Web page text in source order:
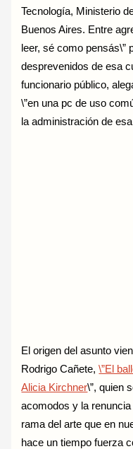
Tecnología, Ministerio
Buenos Aires. Entre
leer, sé como pensás\”
desprevenidos de esa
funcionario público,
\”en una pc de uso
la administración de
El origen del asunto
Rodrigo Cañete,\”El
Alicia Kirchner\”, quien
acomodos y la
rama del arte que en
hace un tiempo fuerza